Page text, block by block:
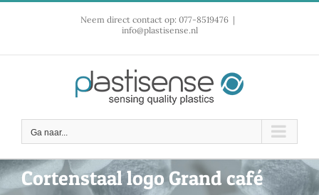
Neem direct contact op: 077-8519476 |
info@plastisense.nl
Ga naar...
Cortenstaal logo Grand café